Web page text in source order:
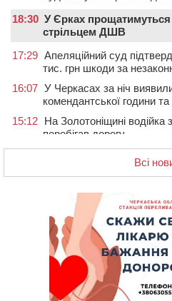
18:30 У Єрках
стрільцем ДШВ
17:29 Апеляційний суд
тис. грн шкоди за
16:07 У Черкасах за ніч
комендантської години
15:12 На Золотоніщині водійка
перебігав дорогу
під охорону 188-річну
У Смілі біля магазину
загинула жінка
У Черкасах пропонують
п’ятиповерховий об’єкт у
Не вистачає стажу для
потрібно знати
У Черкасах виявили
проживають ВПО
Всі